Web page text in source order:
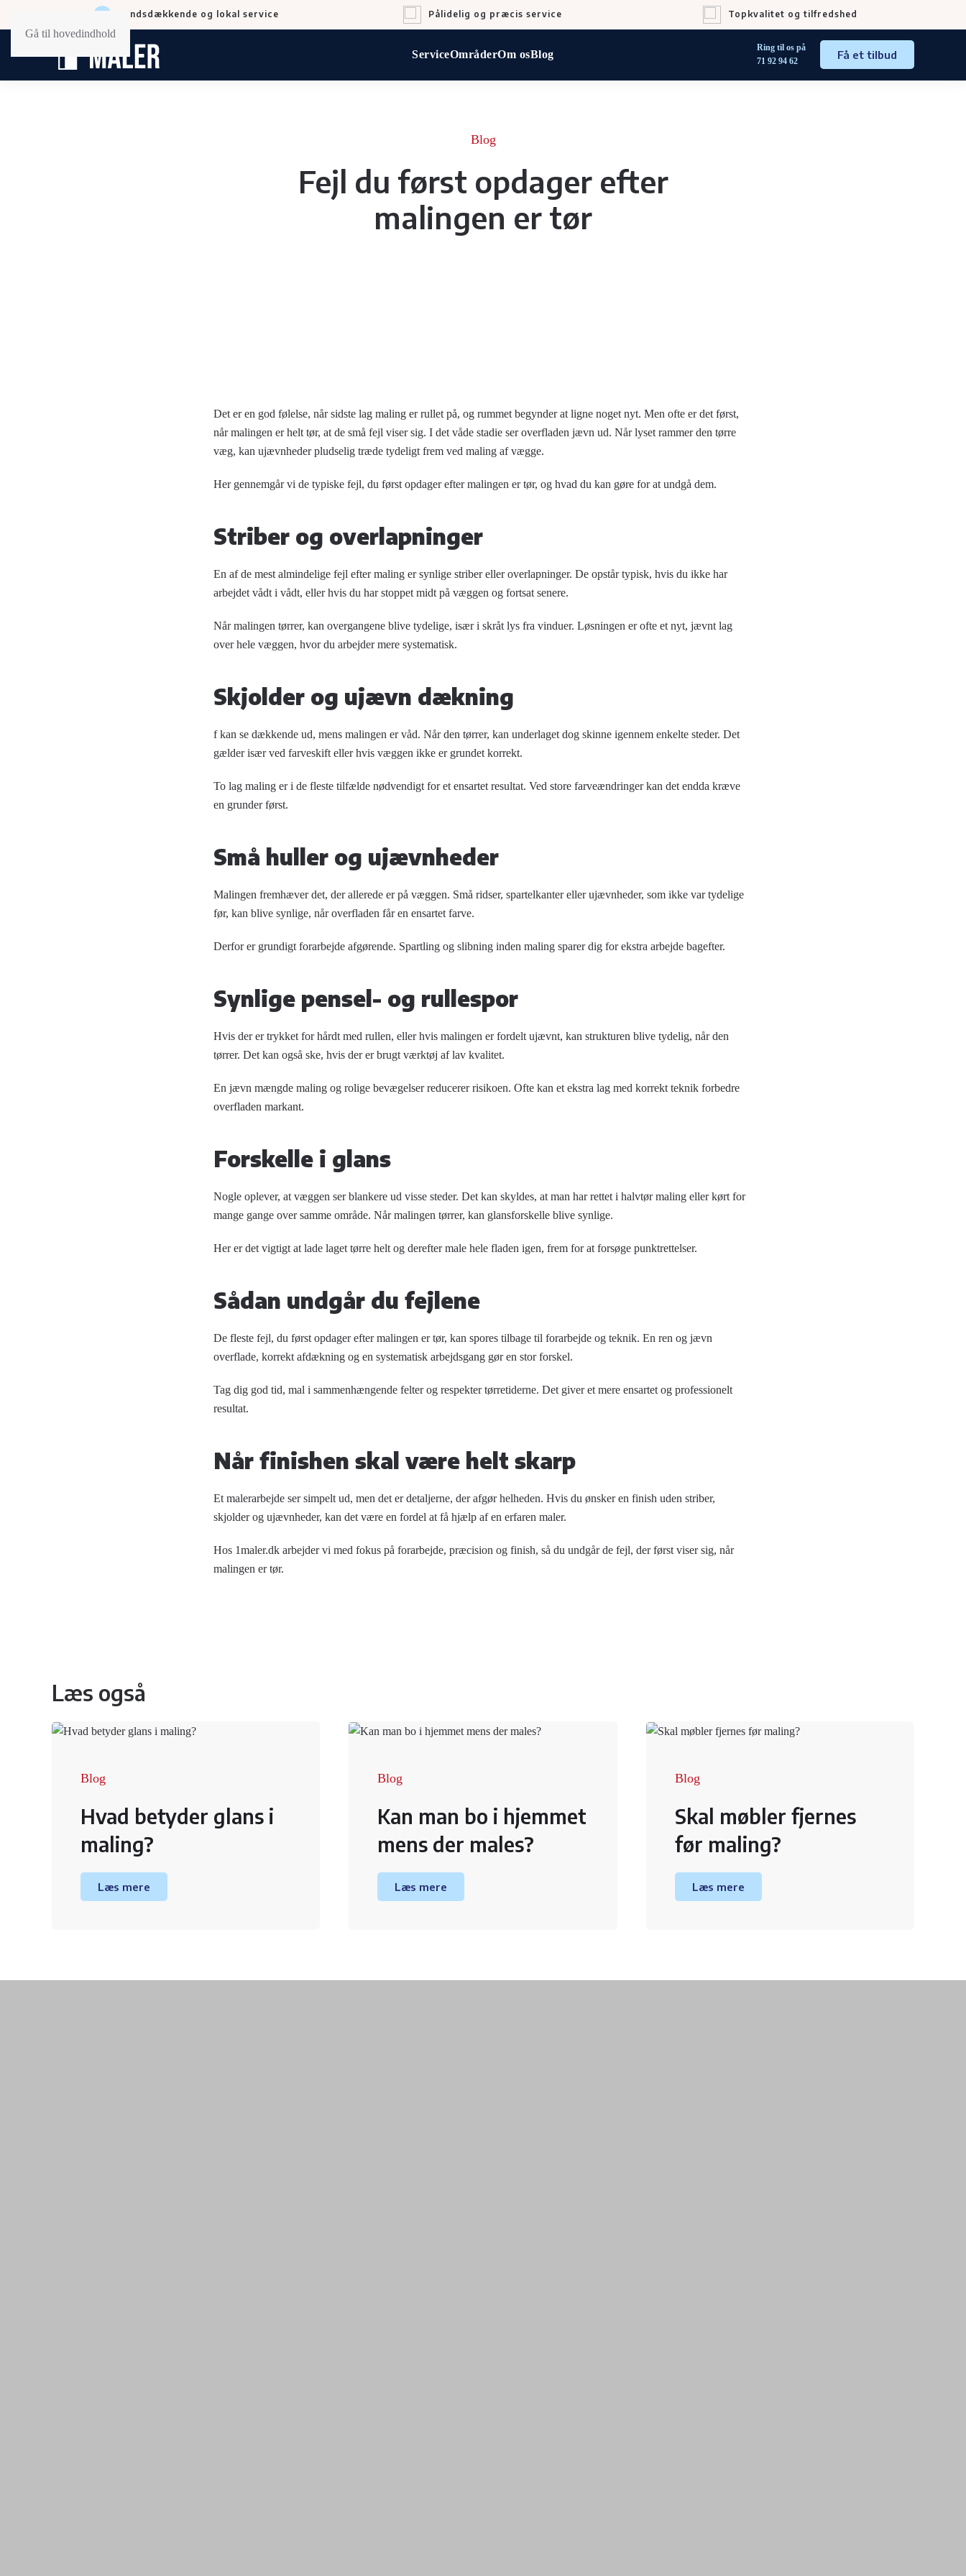
Gå til hovedindhold
ServiceOmråderOm osBlog
Ring til os på
71 92 94 62
Få et tilbud
Landsdækkende og lokal service Pålidelig og præcis service Topkvalitet og tilfredshed
Blog
Fejl du først opdager efter
malingen er tør
Det er en god følelse, når sidste lag maling er rullet på, og rummet begynder at ligne noget nyt. Men ofte er det først,
når malingen er helt tør, at de små fejl viser sig. I det våde stadie ser overfladen jævn ud. Når lyset rammer den tørre
væg, kan ujævnheder pludselig træde tydeligt frem ved maling af vægge.
Her gennemgår vi de typiske fejl, du først opdager efter malingen er tør, og hvad du kan gøre for at undgå dem.
Striber og overlapninger
En af de mest almindelige fejl efter maling er synlige striber eller overlapninger. De opstår typisk, hvis du ikke har
arbejdet vådt i vådt, eller hvis du har stoppet midt på væggen og fortsat senere.
Når malingen tørrer, kan overgangene blive tydelige, især i skråt lys fra vinduer. Løsningen er ofte et nyt, jævnt lag
over hele væggen, hvor du arbejder mere systematisk.
Skjolder og ujævn dækning
f kan se dækkende ud, mens malingen er våd. Når den tørrer, kan underlaget dog skinne igennem enkelte steder. Det
gælder især ved farveskift eller hvis væggen ikke er grundet korrekt.
To lag maling er i de fleste tilfælde nødvendigt for et ensartet resultat. Ved store farveændringer kan det endda kræve
en grunder først.
Små huller og ujævnheder
Malingen fremhæver det, der allerede er på væggen. Små ridser, spartelkanter eller ujævnheder, som ikke var tydelige
før, kan blive synlige, når overfladen får en ensartet farve.
Derfor er grundigt forarbejde afgørende. Spartling og slibning inden maling sparer dig for ekstra arbejde bagefter.
Synlige pensel- og rullespor
Hvis der er trykket for hårdt med rullen, eller hvis malingen er fordelt ujævnt, kan strukturen blive tydelig, når den
tørrer. Det kan også ske, hvis der er brugt værktøj af lav kvalitet.
En jævn mængde maling og rolige bevægelser reducerer risikoen. Ofte kan et ekstra lag med korrekt teknik forbedre
overfladen markant.
Forskelle i glans
Nogle oplever, at væggen ser blankere ud visse steder. Det kan skyldes, at man har rettet i halvtør maling eller kørt for
mange gange over samme område. Når malingen tørrer, kan glansforskelle blive synlige.
Her er det vigtigt at lade laget tørre helt og derefter male hele fladen igen, frem for at forsøge punktrettelser.
Sådan undgår du fejlene
De fleste fejl, du først opdager efter malingen er tør, kan spores tilbage til forarbejde og teknik. En ren og jævn
overflade, korrekt afdækning og en systematisk arbejdsgang gør en stor forskel.
Tag dig god tid, mal i sammenhængende felter og respekter tørretiderne. Det giver et mere ensartet og professionelt
resultat.
Når finishen skal være helt skarp
Et malerarbejde ser simpelt ud, men det er detaljerne, der afgør helheden. Hvis du ønsker en finish uden striber,
skjolder og ujævnheder, kan det være en fordel at få hjælp af en erfaren maler.
Hos 1maler.dk arbejder vi med fokus på forarbejde, præcision og finish, så du undgår de fejl, der først viser sig, når
malingen er tør.
Læs også
Blog
Hvad betyder glans i
maling?
Læs mere
Blog
Kan man bo i hjemmet
mens der males?
Læs mere
Blog
Skal møbler fjernes
før maling?
Læs mere